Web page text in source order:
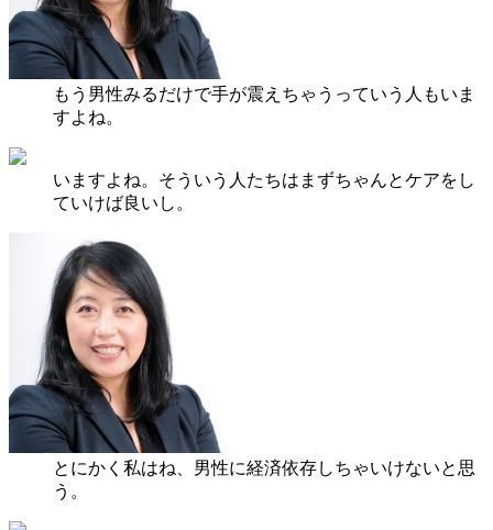
もう男性みるだけで手が震えちゃうっていう人もいま
すよね。
いますよね。そういう人たちはまずちゃんとケアをし
ていけば良いし。
とにかく私はね、男性に経済依存しちゃいけないと思
う。